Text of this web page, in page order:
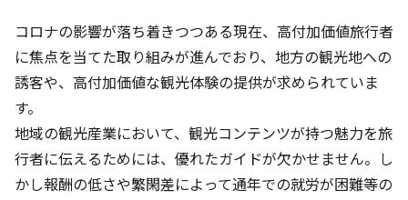
コロナの影響が落ち着きつつある現在、高付加価値旅行者
に焦点を当てた取り組みが進んでおり、地方の観光地への
誘客や、高付加価値な観光体験の提供が求められていま
す。
地域の観光産業において、観光コンテンツが持つ魅力を旅
行者に伝えるためには、優れたガイドが欠かせません。し
かし報酬の低さや繁閑差によって通年での就労が困難等の